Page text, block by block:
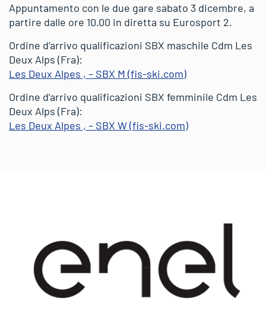
Appuntamento con le due gare sabato 3 dicembre, a
partire dalle ore 10.00 in diretta su Eurosport 2.
Ordine d’arrivo qualificazioni SBX maschile Cdm Les
Deux Alps (Fra):
Les Deux Alpes , – SBX M (fis-ski.com)
Ordine d’arrivo qualificazioni SBX femminile Cdm Les
Deux Alps (Fra):
Les Deux Alpes , – SBX W (fis-ski.com)